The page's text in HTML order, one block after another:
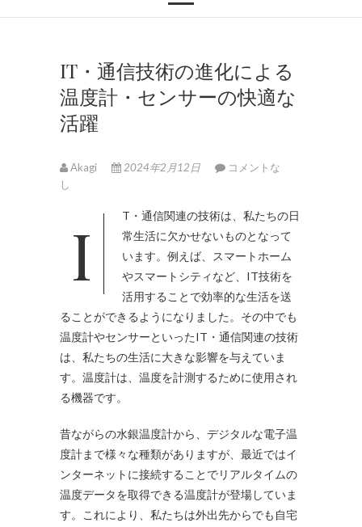
IT・通信技術の進化による
温度計・センサーの快適な
活躍
Akagi 2024年2月12日
コメントな
し
IT・通信関連の技術は、私たちの日
常生活に欠かせないものとなって
います。 例えば、スマートホーム
やスマートシティなど、IT技術を
活用することで効率的な生活を送
ることができるようになりました。その中でも
温度計やセンサーといったIT・通信関連の技術
は、私たちの生活に大きな影響を与えていま
す。温度計は、温度を計測するために使用され
る機器です。
昔ながらの水銀温度計から、デジタルな電子温
度計まで様々な種類がありますが、最近ではイ
ンターネットに接続することでリアルタイムの
温度データを取得できる温度計が登場していま
す。これにより、私たちは外出先からでも自宅